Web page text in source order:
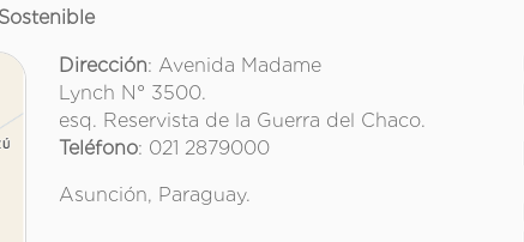
Dirección: Avenida Madame
Lynch N° 3500.
esq. Reservista de la Guerra del Chaco.
Teléfono: 021 2879000
Asunción, Paraguay.